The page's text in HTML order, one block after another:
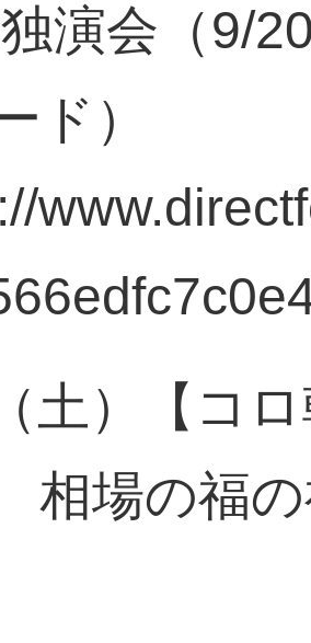
演会（9/
ド）
土）【コ
場の福の